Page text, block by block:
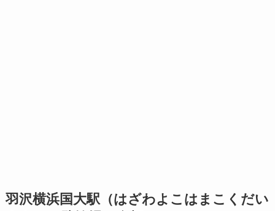
羽沢横浜国大駅（はざわよこはまこくだい